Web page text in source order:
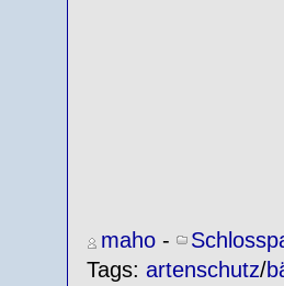
maho-
Tags: artenschutz/